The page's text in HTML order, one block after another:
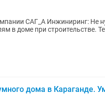
САГ_А Инжиниринг: Не
в доме при строительстве.
дома в Караганде.